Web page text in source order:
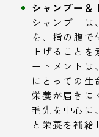
シャンプー＆
シャンプーは
を、指の腹で
上げること
ートメントは
にとっての生
栄養が届きに
毛先を中心に
と栄養を補給